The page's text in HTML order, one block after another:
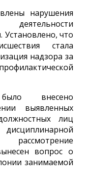
нарушения
что
стала
надзора за
внесено
выявленных
лиц
вопрос о
занимаемой